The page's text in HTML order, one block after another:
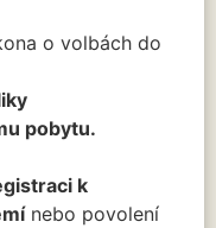
o volbách do
pobytu.
k
nebo povolení